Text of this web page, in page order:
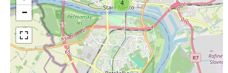
4
−